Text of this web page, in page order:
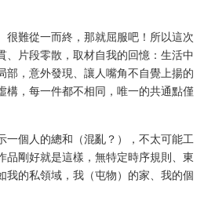
很難從一而終，那就屈服吧！所以這次
、片段零散，取材自我的回憶：生活中
部，意外發現、讓人嘴角不自覺上揚的
構，每一件都不相同，唯一的共通點僅
一個人的總和（混亂？），不太可能工
品剛好就是這樣，無特定時序規則、東
我的私領域，我（屯物）的家、我的個